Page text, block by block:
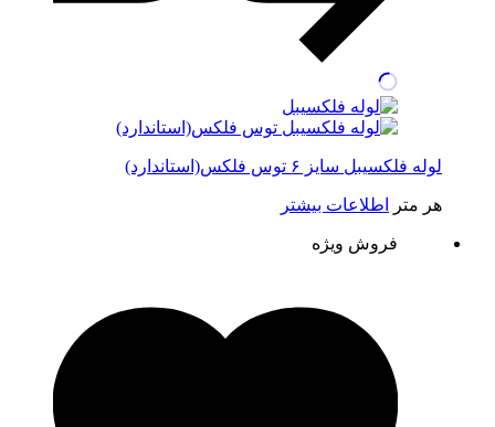
لوله فلکسیبل سایز ۶ توس فلکس(استاندارد)
هر متر اطلاعات بیشتر
فروش ویژه